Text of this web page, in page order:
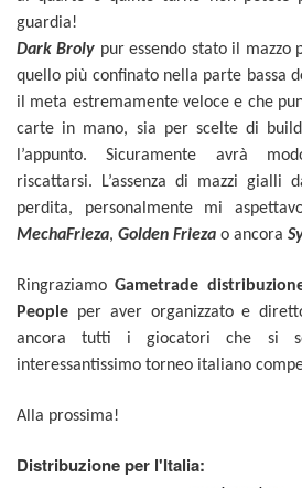
guardia!
Dark Broly pur essendo stato il mazzo
quello più confinato nella parte bassa
il meta estremamente veloce e che
carte in mano, sia per scelte di
l’appunto. Sicuramente avrà
riscattarsi.
L’assenza di mazzi gialli
perdita, personalmente mi
MechaFrieza, Golden Frieza o ancora
RingraziamoGametrade
People per aver organizzato e
ancora tutti i giocatori che si
interessantissimo torneo italiano
Alla prossima!
Distribuzione per l'Italia: